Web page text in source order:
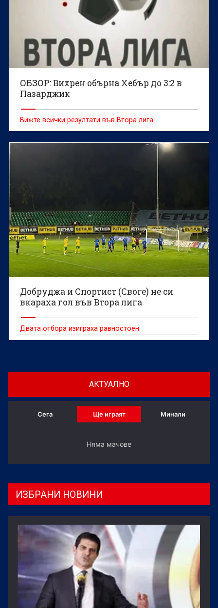
ОБЗОР: Вихрен обърна Хебър до 3:2 в
Пазарджик
Вижте всички резултати във Втора лига
Добруджа и Спортист (Своге) не си
вкараха гол във Втора лига
Двата отбора изиграха равностоен
АКТУАЛНО
Сега Ще играят Минали
Няма мачове
ИЗБРАНИ НОВИНИ